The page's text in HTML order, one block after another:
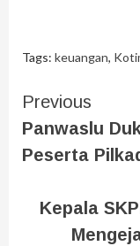
Tags: keuangan,
Previous
Panwaslu
Peserta
Kepala